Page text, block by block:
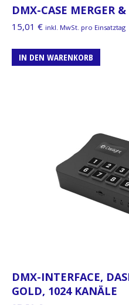
DMX-CASE MERGER
15,01 € inkl. MwSt. pro Einsatztag
IN DEN WARENKORB
DMX-INTERFACE,
GOLD, 1024 KANÄLE